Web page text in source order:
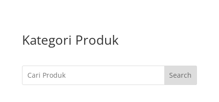
Kategori Produk
Search